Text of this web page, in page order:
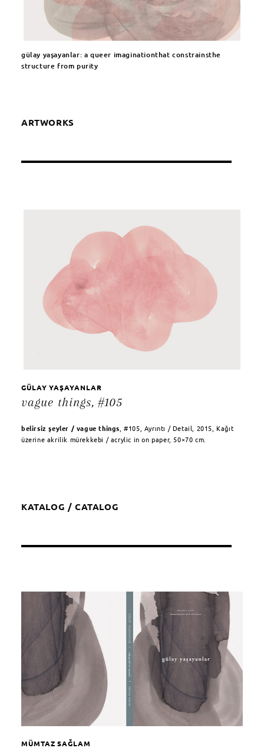
gülay yaşayanlar: a queer imaginationthat constrainsthe
structure from purity
ARTWORKS
GÜLAY YAŞAYANLAR
vague things, #105
belirsiz şeyler / vague things , #105, Ayrıntı / Detail, 2015, Kağıt
üzerine akrilik mürekkebi / acrylic in on paper, 50×70 cm.
KATALOG / CATALOG
MÜMTAZ SAĞLAM